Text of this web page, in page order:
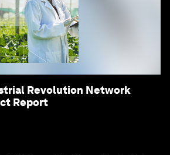
Revolution Network
Report